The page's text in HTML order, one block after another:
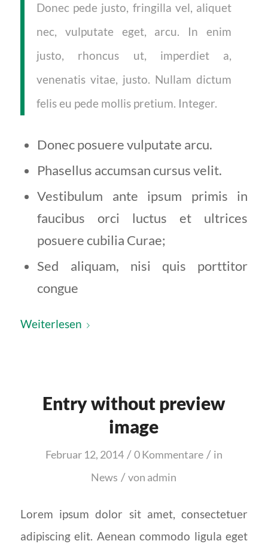
Donec pede justo, fringilla vel, aliquet
nec, vulputate eget, arcu. In enim
justo, rhoncus ut, imperdiet a,
venenatis vitae, justo. Nullam dictum
felis eu pede mollis pretium. Integer.
Donec posuere vulputate arcu.
Phasellus accumsan cursus velit.
Vestibulum ante ipsum primis in
faucibus orci luctus et ultrices
posuere cubilia Curae;
Sed aliquam, nisi quis porttitor
congue
Weiterlesen
Entry without preview
image
Februar 12, 2014 / 0 Kommentare / in
News / von admin
Lorem ipsum dolor sit amet, consectetuer
adipiscing elit. Aenean commodo ligula eget